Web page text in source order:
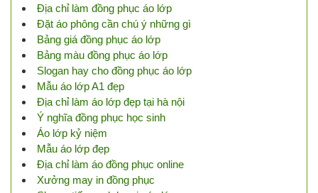
Địa chỉ làm đồng phục áo lớp
Đặt áo phông cần chú ý những gì
Bảng giá đồng phục áo lớp
Bảng màu đồng phục áo lớp
Slogan hay cho đồng phục áo lớp
Mẫu áo lớp A1 đẹp
Địa chỉ làm áo lớp đẹp tại hà nội
Ý nghĩa đồng phục học sinh
Áo lớp kỷ niệm
Mẫu áo lớp đẹp
Địa chỉ làm áo đồng phục online
Xưởng may in đồng phục